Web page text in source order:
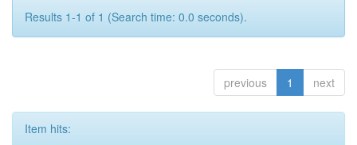
Results 1-1 of 1 (Search time: 0.0 seconds).
previous 1 next
Item hits: